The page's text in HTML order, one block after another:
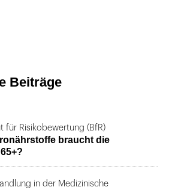
Beiträge
für Risikobewertung (BfR)
braucht die
in der Medizinische